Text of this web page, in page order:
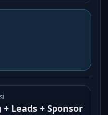
Leads + Sponsor